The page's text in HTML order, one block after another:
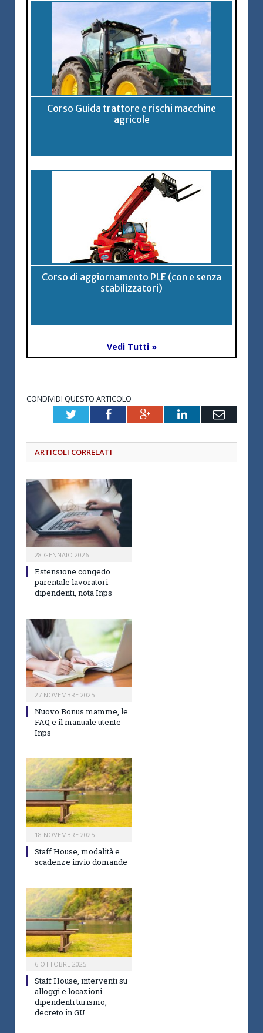
Corso Guida trattore e rischi macchine
agricole
Corso di aggiornamento PLE (con e senza
stabilizzatori)
Vedi Tutti »
CONDIVIDI QUESTO ARTICOLO
TwitterFacebookGoogle+LinkedInEmail
ARTICOLI CORRELATI
28 GENNAIO 2026
Estensione congedo
parentale lavoratori
dipendenti, nota Inps
27 NOVEMBRE 2025
Nuovo Bonus mamme, le
FAQ e il manuale utente
Inps
18 NOVEMBRE 2025
Staff House, modalità e
scadenze invio domande
6 OTTOBRE 2025
Staff House, interventi su
alloggi e locazioni
dipendenti turismo,
decreto in GU